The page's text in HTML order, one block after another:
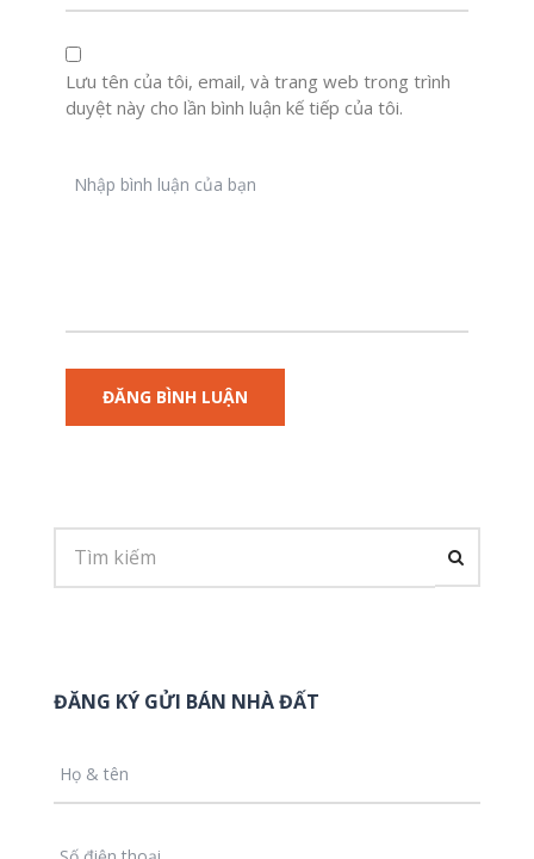
Lưu tên của tôi, email, và trang web trong trình
duyệt này cho lần bình luận kế tiếp của tôi.
ĐĂNG KÝ GỬI BÁN NHÀ ĐẤT